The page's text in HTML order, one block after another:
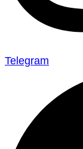
Telegram